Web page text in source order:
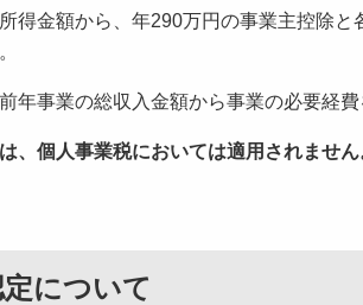
得金額から、年290万円の事業主控除
事業の総収入金額から事業の必要経費
、個人事業税においては適用されません
について